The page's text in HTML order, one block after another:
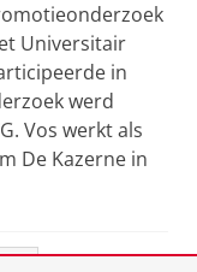
Universitair
in
werd
Vos werkt als
De Kazerne in